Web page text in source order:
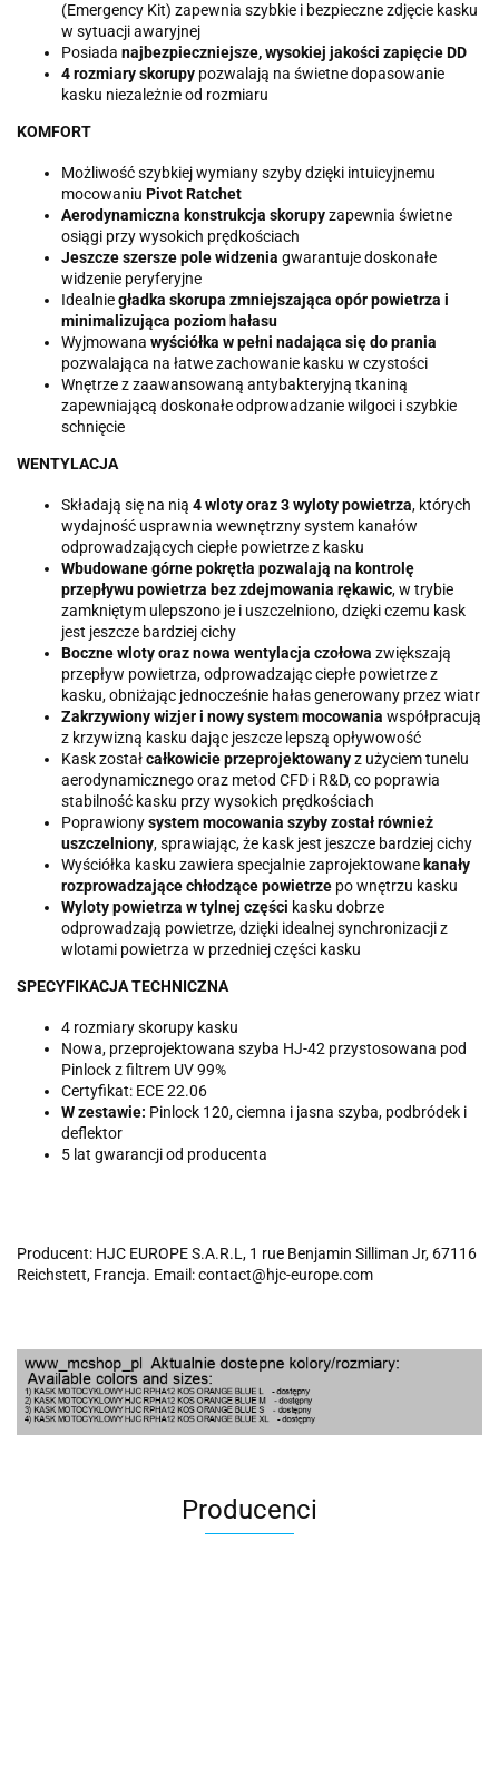
(Emergency Kit) zapewnia szybkie i bezpieczne zdjęcie kasku
w sytuacji awaryjnej
Posiada najbezpieczniejsze, wysokiej jakości zapięcie DD
4 rozmiary skorupy pozwalają na świetne dopasowanie
kasku niezależnie od rozmiaru
KOMFORT
Możliwość szybkiej wymiany szyby dzięki intuicyjnemu
mocowaniu Pivot Ratchet
Aerodynamiczna konstrukcja skorupyzapewnia świetne
osiągi przy wysokich prędkościach
Jeszcze szersze pole widzenia gwarantuje doskonałe
widzenie peryferyjne
Idealniegładka skorupa zmniejszająca opór powietrza i
minimalizująca poziom hałasu
Wyjmowana wyściółka w pełni nadająca się do prania
pozwalająca na łatwe zachowanie kasku w czystości
Wnętrze z zaawansowaną antybakteryjną tkaniną
zapewniającą doskonałe odprowadzanie wilgoci i szybkie
schnięcie
WENTYLACJA
Składają się na nią 4 wloty oraz 3 wyloty powietrza, których
wydajność usprawnia wewnętrzny system kanałów
odprowadzających ciepłe powietrze z kasku
Wbudowane górne pokrętła pozwalają na kontrolę
przepływu powietrza bez zdejmowania rękawic, w trybie
zamkniętym ulepszono je i uszczelniono, dzięki czemu kask
jest jeszcze bardziej cichy
Boczne wloty oraz nowa wentylacja czołowa zwiększają
przepływ powietrza, odprowadzając ciepłe powietrze z
kasku, obniżając jednocześnie hałas generowany przez wiatr
Zakrzywiony wizjer i nowy system mocowania współpracują
z krzywizną kasku dając jeszcze lepszą opływowość
Kask zostałcałkowicie przeprojektowanyz użyciem tunelu
aerodynamicznego oraz metod CFD i R&D, co poprawia
stabilność kasku przy wysokich prędkościach
Poprawionysystem mocowania szyby został również
uszczelniony, sprawiając, że kask jest jeszcze bardziej cichy
Wyściółka kasku zawiera specjalnie zaprojektowane kanały
rozprowadzające chłodzące powietrze po wnętrzu kasku
Wyloty powietrza w tylnej części kasku dobrze
odprowadzają powietrze, dzięki idealnej synchronizacji z
wlotami powietrza w przedniej części kasku
SPECYFIKACJA TECHNICZNA
4 rozmiary skorupy kasku
Nowa, przeprojektowana szyba HJ-42 przystosowana pod
Pinlock z filtrem UV 99%
Certyfikat: ECE 22.06
W zestawie: Pinlock 120, ciemna i jasna szyba, podbródek i
deflektor
5 lat gwarancji od producenta
Producent: HJC EUROPE S.A.R.L, 1 rue Benjamin Silliman Jr, 67116
Reichstett, Francja. Email: contact@hjc-europe.com
Producenci